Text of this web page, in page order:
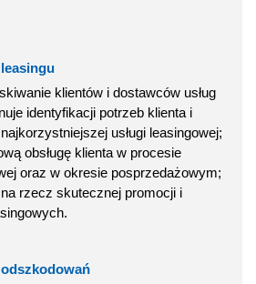
klientów i dostawców usług
identyfikacji potrzeb klienta i
usługi leasingowej;
obsługę klienta w procesie
oraz w okresie posprzedażowym;
na rzecz skutecznej promocji i